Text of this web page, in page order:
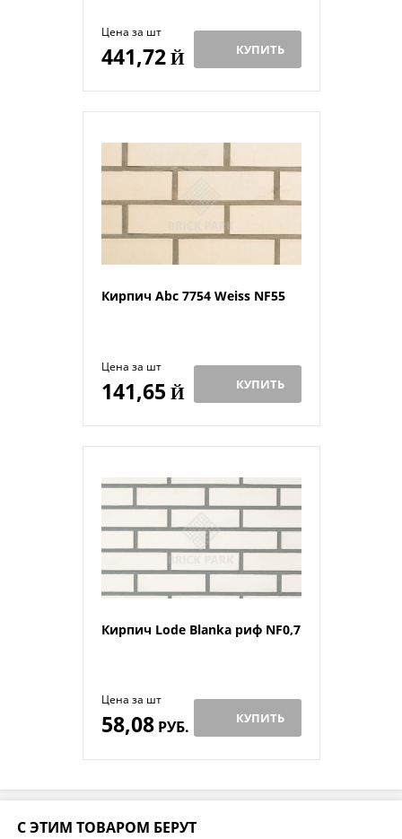
Цена за шт
441,72Й КУПИТЬ
Кирпич Abc 7754 Weiss NF55
Цена за шт
141,65 Й КУПИТЬ
Кирпич Lode Blanka риф NF0,7
Цена за шт
58,08РУБ. КУПИТЬ
С ЭТИМ ТОВАРОМ БЕРУТ